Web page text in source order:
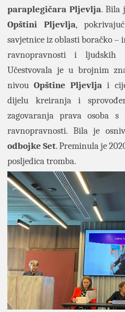
paraplegičara Pljevlja. Bila
Opštini Pljevlja,
savjetnice iz oblasti boračko –
ravnopravnosti i ljudskih
Učestvovala je u brojnim
nivouOpštine Pljevlja i
dijelu kreiranja i
zagovaranja prava osoba
ravnopravnosti. Bila je
odbojke Set. Preminula je
posljedica tromba.